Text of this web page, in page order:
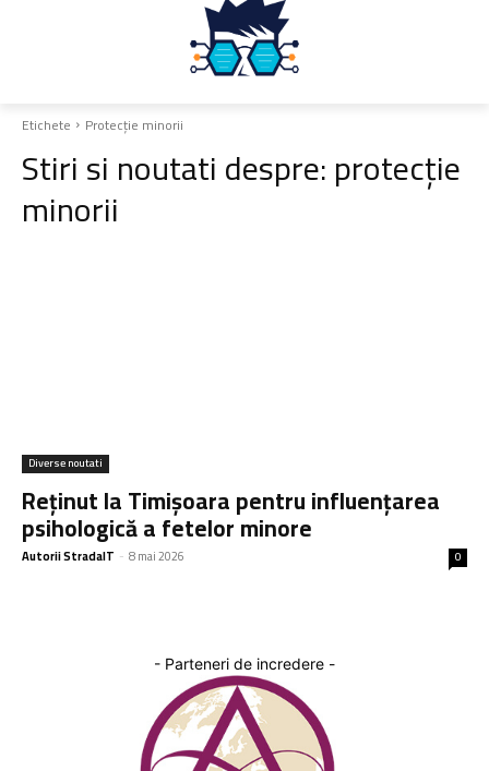
Etichete Protecție minorii
Stiri si noutati despre:protecție
minorii
Diverse noutati
Reținut la Timișoara pentru influențarea
psihologică a fetelor minore
Autorii StradaIT - 8 mai 2026 0
- Parteneri de incredere -